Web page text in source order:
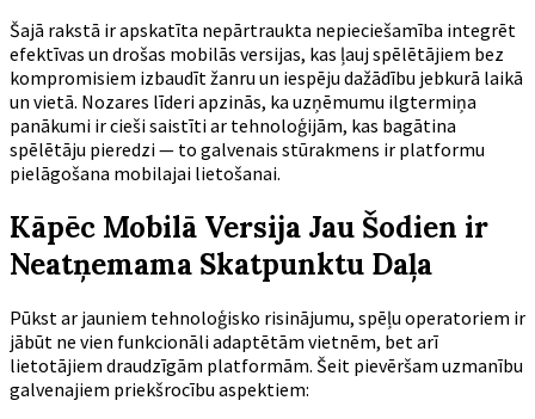
Šajā rakstā ir apskatīta nepārtraukta nepieciešamība integrēt
efektīvas un drošas mobilās versijas, kas ļauj spēlētājiem bez
kompromisiem izbaudīt žanru un iespēju dažādību jebkurā laikā
un vietā. Nozares līderi apzinās, ka uzņēmumu ilgtermiņa
panākumi ir cieši saistīti ar tehnoloģijām, kas bagātina
spēlētāju pieredzi — to galvenais stūrakmens ir platformu
pielāgošana mobilajai lietošanai.
Kāpēc Mobilā Versija Jau Šodien ir
Neatņemama Skatpunktu Daļa
Pūkst ar jauniem tehnoloģisko risinājumu, spēļu operatoriem ir
jābūt ne vien funkcionāli adaptētām vietnēm, bet arī
lietotājiem draudzīgām platformām. Šeit pievēršam uzmanību
galvenajiem priekšrocību aspektiem: